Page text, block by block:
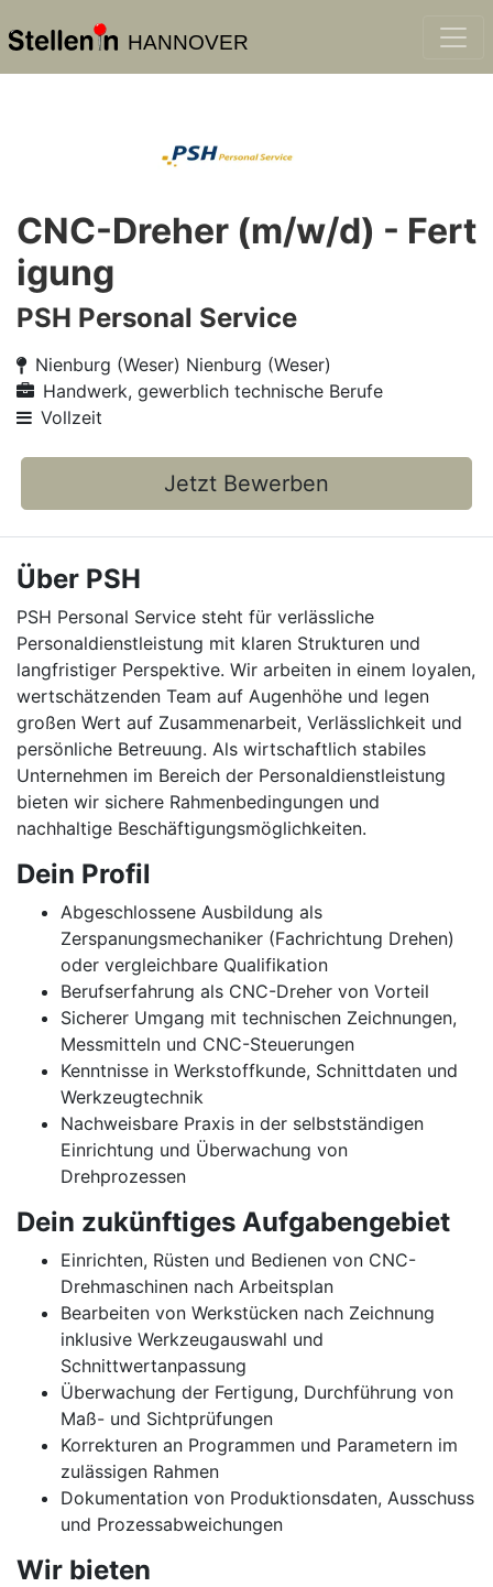
HANNOVER
CNC-Dreher (m/w/d) - Fert
igung
PSH Personal Service
Nienburg (Weser) Nienburg (Weser)
Handwerk, gewerblich technische Berufe
Vollzeit
Jetzt Bewerben
Über PSH
PSH Personal Service steht für verlässliche
Personaldienstleistung mit klaren Strukturen und
langfristiger Perspektive. Wir arbeiten in einem loyalen,
wertschätzenden Team auf Augenhöhe und legen
großen Wert auf Zusammenarbeit, Verlässlichkeit und
persönliche Betreuung. Als wirtschaftlich stabiles
Unternehmen im Bereich der Personaldienstleistung
bieten wir sichere Rahmenbedingungen und
nachhaltige Beschäftigungsmöglichkeiten.
Dein Profil
Abgeschlossene Ausbildung als
Zerspanungsmechaniker (Fachrichtung Drehen)
oder vergleichbare Qualifikation
Berufserfahrung als CNC-Dreher von Vorteil
Sicherer Umgang mit technischen Zeichnungen,
Messmitteln und CNC-Steuerungen
Kenntnisse in Werkstoffkunde, Schnittdaten und
Werkzeugtechnik
Nachweisbare Praxis in der selbstständigen
Einrichtung und Überwachung von
Drehprozessen
Dein zukünftiges Aufgabengebiet
Einrichten, Rüsten und Bedienen von CNC-
Drehmaschinen nach Arbeitsplan
Bearbeiten von Werkstücken nach Zeichnung
inklusive Werkzeugauswahl und
Schnittwertanpassung
Überwachung der Fertigung, Durchführung von
Maß- und Sichtprüfungen
Korrekturen an Programmen und Parametern im
zulässigen Rahmen
Dokumentation von Produktionsdaten, Ausschuss
und Prozessabweichungen
Wir bieten